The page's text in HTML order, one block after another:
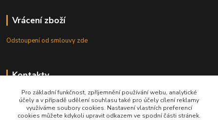
Vrácení zboží
Odstoupení od smlouvy zde
Kontakty
8.00 - 22.00 / info@opasky.biz
Pro základní funkčnost, zpříjemnění používání webu, analytické
účely a v případě udělení souhlasu také pro účely cílení reklamy
využíváme soubory cookies. Nastavení vlastních preferencí
cookies můžete kdykoli upravit odkazem ve spodní části stránek.